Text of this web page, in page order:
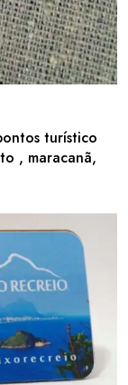
turístico
, maracanã,